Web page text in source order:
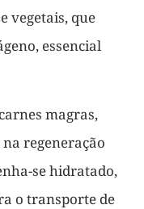
vegetais, que
essencial
magras,
regeneração
se hidratado,
o transporte de